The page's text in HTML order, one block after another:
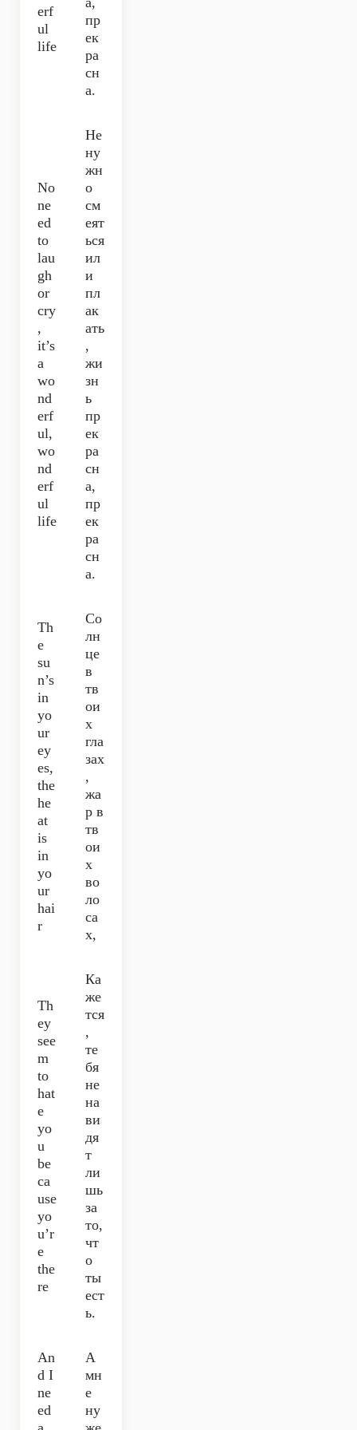
erf
ul
life
пр
ек
ра
сн
а.
No
ne
ed
to
lau
gh
or
cry
,
it’s
a
wo
nd
erf
ul,
wo
nd
erf
ul
life
Не
ну
жн
о
см
еят
ься
ил
и
пл
ак
ать
,
жи
зн
ь
пр
ек
ра
сн
а,
пр
ек
ра
сн
а.
Th
e
su
n’s
in
yo
ur
ey
es,
the
he
at
is
in
yo
ur
hai
r
Со
лн
це
в
тв
ои
х
гла
зах
,
жа
р в
тв
ои
х
во
ло
са
х,
Th
ey
see
m
to
hat
e
yo
u
be
ca
use
yo
u’r
e
the
re
Ка
же
тся
,
те
бя
не
на
ви
дя
т
ли
шь
за
то,
чт
о
ты
ест
ь.
An
d I
ne
ed
А
мн
е
ну